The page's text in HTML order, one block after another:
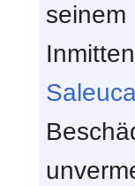
seinem